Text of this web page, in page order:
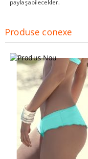
paylaşabilecekler.
Produse conexe